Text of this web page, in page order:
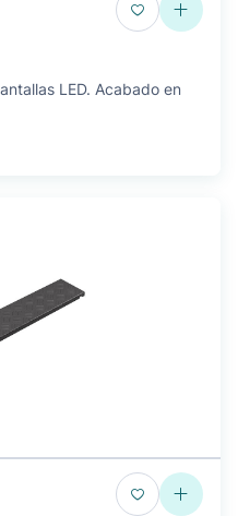
LED. Acabado en